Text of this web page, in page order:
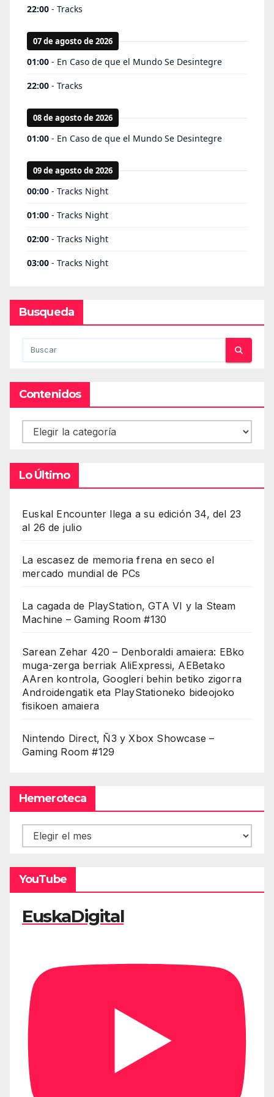
Busqueda
Contenidos
Contenidos
Lo Último
Euskal Encounter llega a su edición 34, del 23
al 26 de julio
La escasez de memoria frena en seco el
mercado mundial de PCs
La cagada de PlayStation, GTA VI y la Steam
Machine – Gaming Room #130
Sarean Zehar 420 – Denboraldi amaiera: EBko
muga-zerga berriak AliExpressi, AEBetako
AAren kontrola, Googleri behin betiko zigorra
Androidengatik eta PlayStationeko bideojoko
fisikoen amaiera
Nintendo Direct, Ñ3 y Xbox Showcase –
Gaming Room #129
Hemeroteca
Hemeroteca
YouTube
EuskaDigital